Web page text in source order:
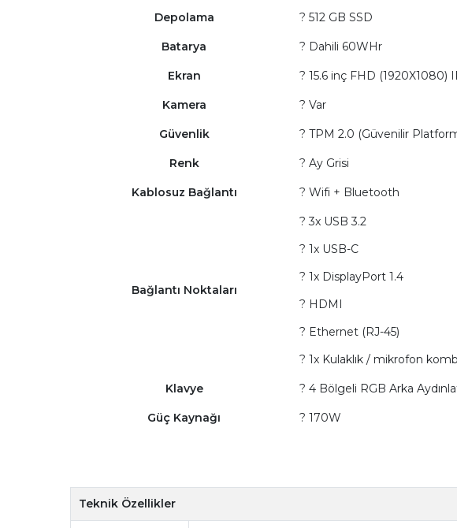
Depolama ? 512 GB SSD
Batarya ? Dahili 60WHr
Ekran ? 15.6 inç FHD (1920X1080)
Kamera ? Var
Güvenlik ? TPM 2.0 (Güvenilir
Renk ? Ay Grisi
Kablosuz Bağlantı ? Wifi + Bluetooth
Bağlantı Noktaları
? 3x USB 3.2
? 1x USB-C
? 1x DisplayPort 1.4
? HDMI
? Ethernet (RJ-45)
? 1x Kulaklık / mikrofon
Klavye ? 4 Bölgeli RGB Arka
Güç Kaynağı ? 170W
Teknik Özellikler